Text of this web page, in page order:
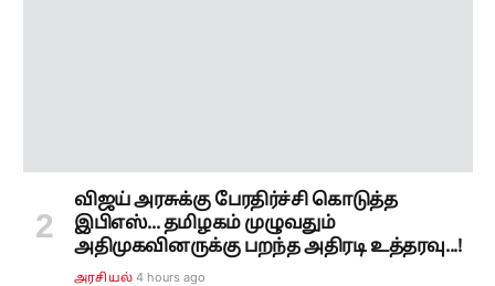
விஜய் அரசுக்கு பேரதிர்ச்சி கொடுத்த
இபிஎஸ்... தமிழகம் முழுவதும்
அதிமுகவினருக்கு பறந்த அதிரடி உத்தரவு...!
அரசியல் 4 hours ago